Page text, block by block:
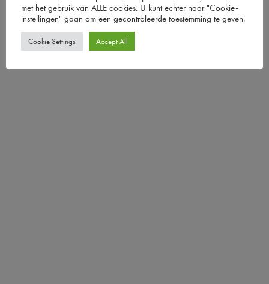
met het gebruik van ALLE cookies. U kunt echter naar "Cookie-
instellingen" gaan om een ​​gecontroleerde toestemming te geven.
Cookie Settings Accept All